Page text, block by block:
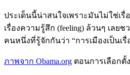
ประเด็นนี้น่าสนใจเพราะมันไม่ใช่เรื่
เรื่องความรู้สึก (feeling) ล้วนๆ เลย
คนหนึ่งที่รู้จักกันว่า “การเมืองเป็นเรื่
ภาพจาก Obama.org ตอนการเลือกตั้